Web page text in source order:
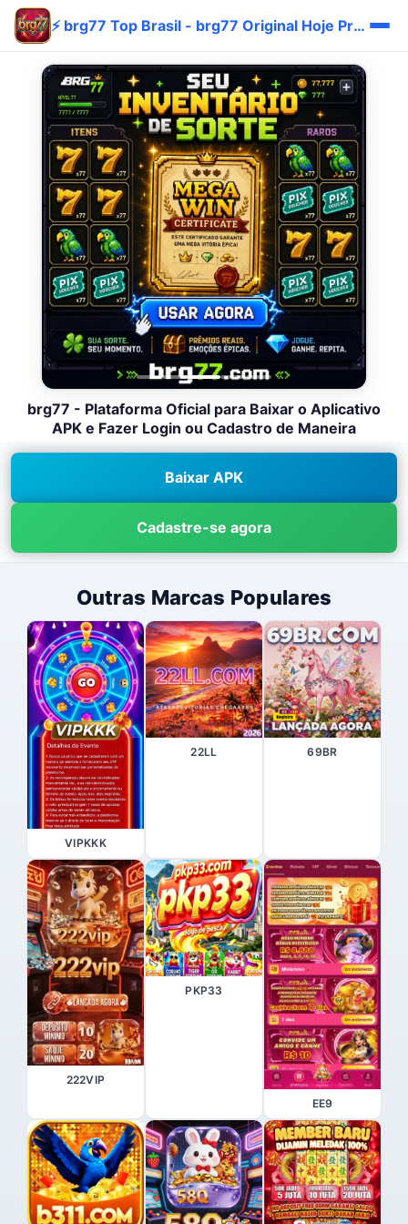
⚡ brg77 Top Brasil - brg77 Original Hoje Prêmio
brg77 - Plataforma Oficial para Baixar o Aplicativo
APK e Fazer Login ou Cadastro de Maneira
Baixar APK
Cadastre-se agora
Outras Marcas Populares
VIPKKK
22LL 69BR
222VIP
PKP33
EE9